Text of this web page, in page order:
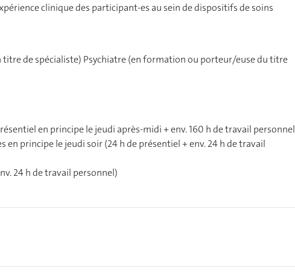
clinique des participant-es au sein de dispositifs de soins
de spécialiste) Psychiatre (en formation ou porteur/euse du titre
en principe le jeudi après-midi + env. 160 h de travail personnel
en principe le jeudi soir (24 h de présentiel + env. 24 h de travail
24 h de travail personnel)